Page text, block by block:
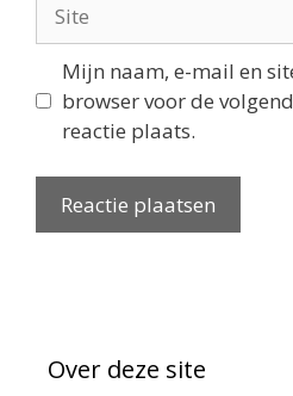
Mijn naam, e-mail en
browser voor de
reactie plaats.
Over deze site